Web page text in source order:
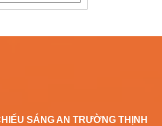
Mạ Kẽm Tại Vũng
Ninh
SÁNG AN TRƯỜNG THỊNH